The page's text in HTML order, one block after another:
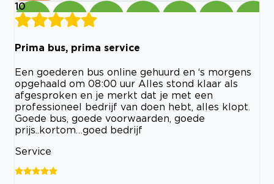
10
Prima bus, prima service
Een goederen bus online gehuurd en ‘s morgens
opgehaald om 08:00 uur Alles stond klaar als
afgesproken en je merkt dat je met een
professioneel bedrijf van doen hebt, alles klopt.
Goede bus, goede voorwaarden, goede
prijs..kortom…goed bedrijf
Service